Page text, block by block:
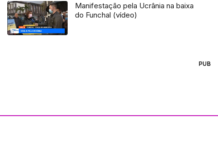
Manifestação pela Ucrânia na baixa
do Funchal (vídeo)
PUB